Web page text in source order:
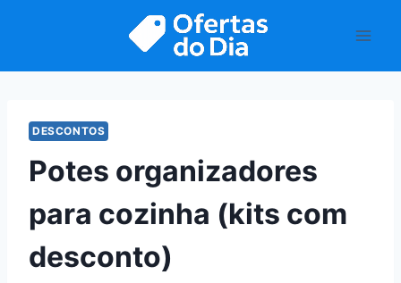
DESCONTOS
Potes organizadores
para cozinha (kits com
desconto)